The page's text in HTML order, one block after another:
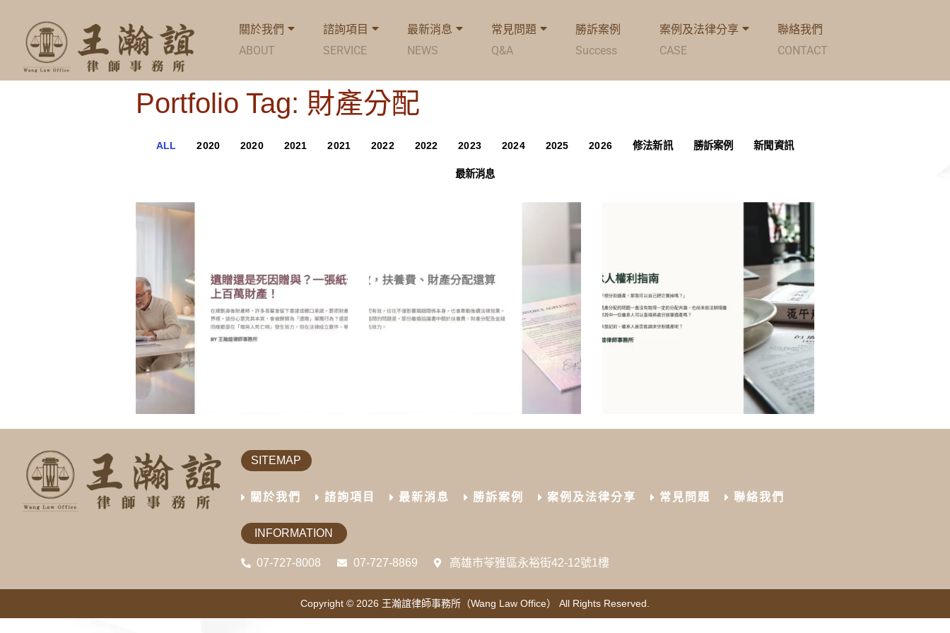
關於我們
ABOUT
諮詢項目
SERVICE
最新消息
NEWS
常見問題
Q&A
勝訴案例
Success
案例及法律分享
CASE
聯絡我們
CONTACT
Portfolio Tag: 財產分配
ALL 2020 2020 2021 2021 2022 2022 2023 2024 2025 2026 修法新訊 勝訴案例 新聞資訊
最新消息
SITEMAP
關於我們 諮詢項目 最新消息 勝訴案例 案例及法律分享 常見問題 聯絡我們
INFORMATION
07-727-8008 07-727-8869 高雄市苓雅區永裕街42-12號1樓
Copyright © 2026 王瀚誼律師事務所（Wang Law Office） All Rights Reserved.